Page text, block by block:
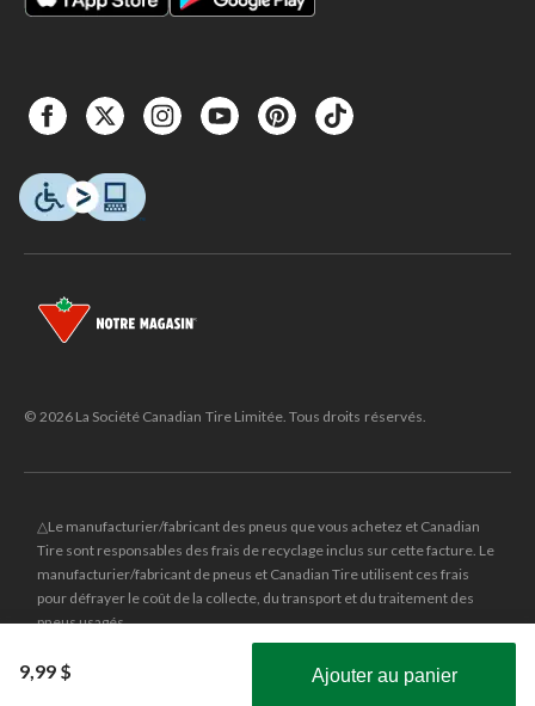
9,99 $ Ajouter au panier
© 2026 La Société Canadian Tire Limitée. Tous droits réservés.
△Le manufacturier/fabricant des pneus que vous achetez et Canadian
Tire sont responsables des frais de recyclage inclus sur cette facture. Le
manufacturier/fabricant de pneus et Canadian Tire utilisent ces frais
pour défrayer le coût de la collecte, du transport et du traitement des
pneus usagés.
marques de commerce déposées de la Société Canadian Tire Limitée.